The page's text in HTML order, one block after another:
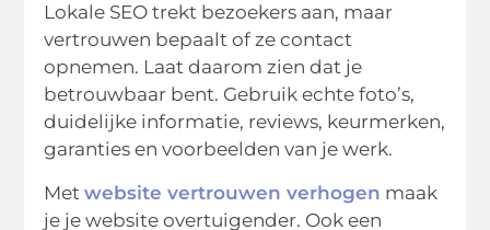
Lokale SEO trekt bezoekers aan, maar
vertrouwen bepaalt of ze contact
opnemen. Laat daarom zien dat je
betrouwbaar bent. Gebruik echte foto’s,
duidelijke informatie, reviews, keurmerken,
garanties en voorbeelden van je werk.
Metwebsite vertrouwen verhogen maak
je je website overtuigender. Ook een